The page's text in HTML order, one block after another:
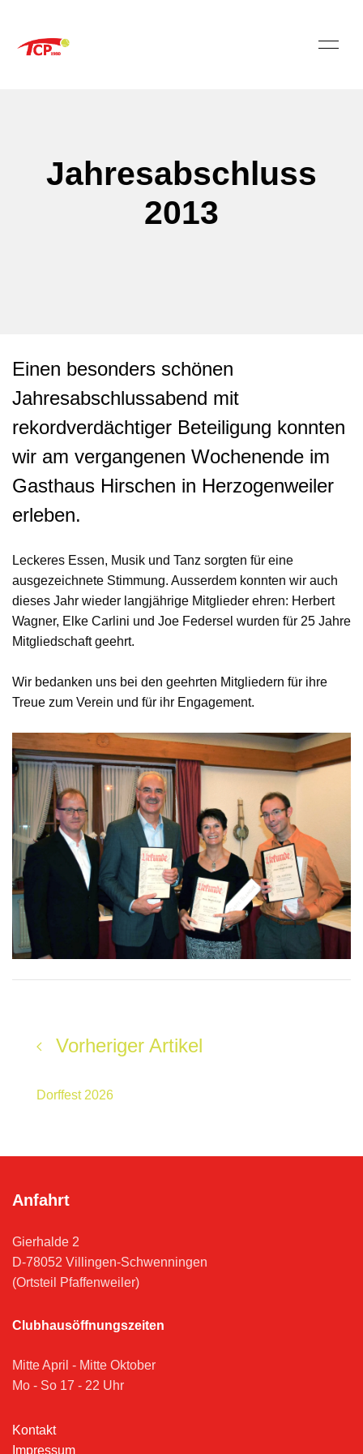
Jahresabschluss
2013
Einen besonders schönen
Jahresabschlussabend mit
rekordverdächtiger Beteiligung konnten
wir am vergangenen Wochenende im
Gasthaus Hirschen in Herzogenweiler
erleben.
Leckeres Essen, Musik und Tanz sorgten für eine
ausgezeichnete Stimmung. Ausserdem konnten wir auch
dieses Jahr wieder langjährige Mitglieder ehren: Herbert
Wagner, Elke Carlini und Joe Federsel wurden für 25 Jahre
Mitgliedschaft geehrt.
Wir bedanken uns bei den geehrten Mitgliedern für ihre
Treue zum Verein und für ihr Engagement.
Vorheriger Artikel
Dorffest 2026
Anfahrt
Gierhalde 2
D-78052 Villingen-Schwenningen
(Ortsteil Pfaffenweiler)
Clubhausöffnungszeiten
Mitte April - Mitte Oktober
Mo - So 17 - 22 Uhr
Kontakt
Impressum